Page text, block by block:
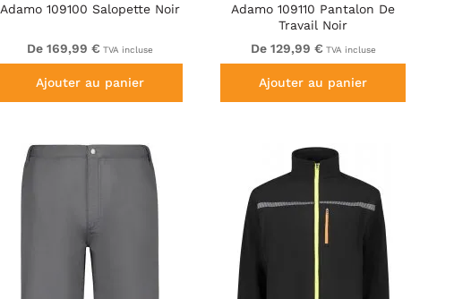
Adamo 109100 Salopette Noir
De 169,99 € TVA incluse
Ajouter au panier
Adamo 109110 Pantalon De
Travail Noir
De 129,99 € TVA incluse
Ajouter au panier